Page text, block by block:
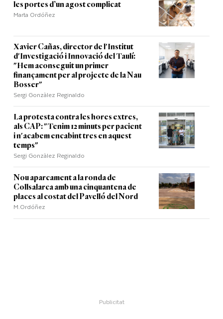
les portes d’un agost complicat
Marta Ordóñez
Xavier Cañas, director de l'Institut
d'Investigació i Innovació del Taulí:
"Hem aconseguit un primer
finançament per al projecte de la Nau
Bosser"
Sergi Gonzàlez Reginaldo
La protesta contra les hores extres,
als CAP: "Tenim 12 minuts per pacient
i n'acabem encabint tres en aquest
temps"
Sergi Gonzàlez Reginaldo
Nou aparcament a la ronda de
Collsalarca amb una cinquantena de
places al costat del Pavelló del Nord
M.Ordóñez